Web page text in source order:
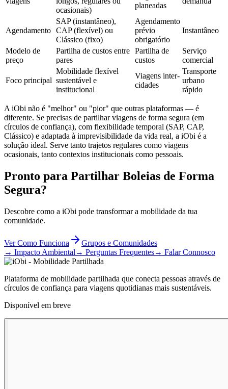
ocasionais)
planeadas
Agendamento
SAP (instantâneo),
CAP (flexível) ou
Clássico (fixo)
Agendamento
prévio
obrigatório
Instantâneo
Modelo de
preço
Partilha de custos entre
pares
Partilha de
custos
Serviço
comercial
Foco principal
Mobilidade flexível
sustentável e
institucional
Viagens inter-
cidades
Transporte
urbano
rápido
A iObi não é "melhor" ou "pior" que outras plataformas — é
diferente. Se precisas de partilhar viagens de forma segura (em
círculos de confiança), com flexibilidade temporal (SAP, CAP,
Clássico) e adaptada à imprevisibilidade da vida real, a iObi é a
solução ideal. Serve tanto trajetos regulares como viagens
ocasionais, tanto contextos institucionais como pessoais.
Pronto para Partilhar Boleias de Forma
Segura?
Descobre como a iObi pode transformar a mobilidade da tua
comunidade.
Ver Como Funciona
Grupos e Comunidades
→ Impacto Ambiental → Perguntas Frequentes→ Falar Connosco
Plataforma de mobilidade partilhada que conecta pessoas através de
círculos de confiança para viagens quotidianas mais sustentáveis.
Disponível em breve